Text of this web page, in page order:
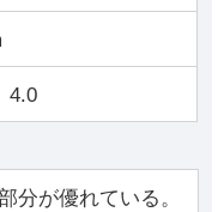
4.0
分が優れている。